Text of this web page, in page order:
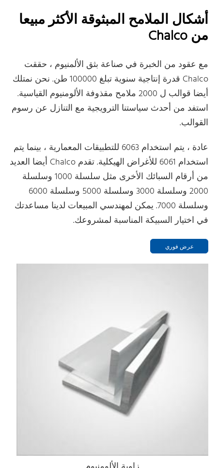
أشكال الملامح المبثوقة الأكثر مبيعا
من Chalco
مع عقود من الخبرة في صناعة بثق الألمنيوم ، حققت
Chalco قدرة إنتاجية سنوية تبلغ 100000 طن. نحن نمتلك
أيضا قوالب ل 2000 ملامح مقذوفة الألومنيوم القياسية.
استفد من أحدث سياستنا الترويجية مع التنازل عن رسوم
القوالب.
عادة ، يتم استخدام 6063 للتطبيقات المعمارية ، بينما يتم
استخدام 6061 للأغراض الهيكلية. تقدم Chalco أيضا العديد
من أرقام السبائك الأخرى مثل سلسلة 1000 وسلسلة
2000 وسلسلة 3000 وسلسلة 5000 وسلسلة 6000
وسلسلة 7000. يمكن لمهندسي المبيعات لدينا مساعدتك
في اختيار السبيكة المناسبة لمشروعك.
عرض فوري